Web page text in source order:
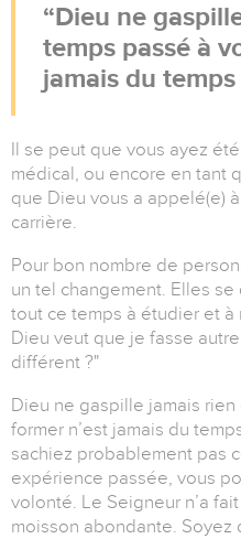
Dieu ne
temps passé à
jamais du
Il se peut que vous ayez
médical, ou encore en tant
que Dieu vous a appelé(e)
carrière.
Pour bon nombre de
un tel changement. Elles se
tout ce temps à étudier et à
Dieu veut que je fasse
différent ?"
Dieu ne gaspille jamais
former n’est jamais du
sachiez probablement pas
expérience passée, vous
volonté. Le Seigneur n’a
moisson abondante. Soyez